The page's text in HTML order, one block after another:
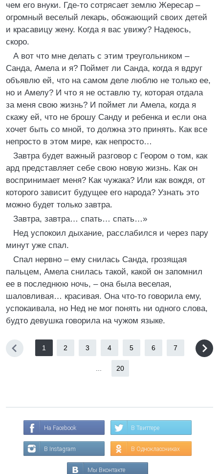
чем его внуки. Где-то сотрясает землю Жересар –
огромный веселый лекарь, обожающий своих детей
и красавицу жену. Когда я вас увижу? Надеюсь,
скоро.
А вот что мне делать с этим треугольником –
Санда, Амела и я? Поймет ли Санда, когда я вдруг
объявлю ей, что на самом деле люблю не только ее,
но и Амелу? И что я не оставлю ту, которая отдала
за меня свою жизнь? И поймет ли Амела, когда я
скажу ей, что не брошу Санду и ребенка и если она
хочет быть со мной, то должна это принять. Как все
непросто в этом мире, как непросто…
Завтра будет важный разговор с Геором о том, как
ард представляет себе свою новую жизнь. Как он
воспринимает меня? Как чужака? Или как вождя, от
которого зависит будущее его народа? Узнать это
можно будет только завтра.
Завтра, завтра… спать… спать…»
Нед успокоил дыхание, расслабился и через пару
минут уже спал.
Спал нервно – ему снилась Санда, грозящая
пальцем, Амела снилась такой, какой он запомнил
ее в последнюю ночь, – она была веселая,
шаловливая… красивая. Она что-то говорила ему,
успокаивала, но Нед не мог понять ни одного слова,
будто девушка говорила на чужом языке.
1 2 3 4 5 6 7
20
На Facebook В Твиттере
В Instagram В Одноклассниках
Мы Вконтакте